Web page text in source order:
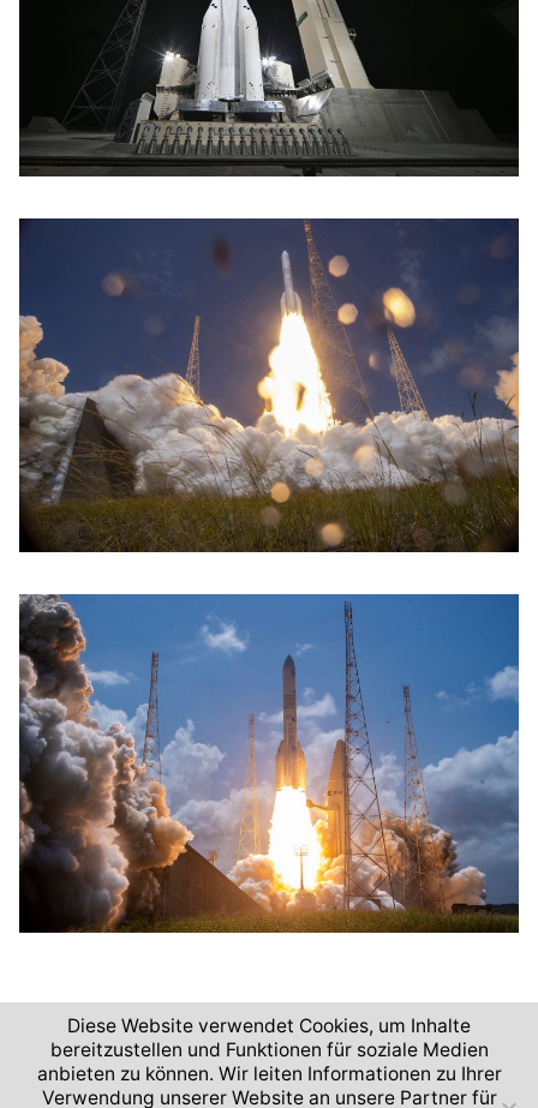
2026 © Deutsches Zentrum für Luft- und Raumfahrt
Diese Website verwendet Cookies, um Inhalte
bereitzustellen und Funktionen für soziale Medien
anbieten zu können. Wir leiten Informationen zu Ihrer
Verwendung unserer Website an unsere Partner für